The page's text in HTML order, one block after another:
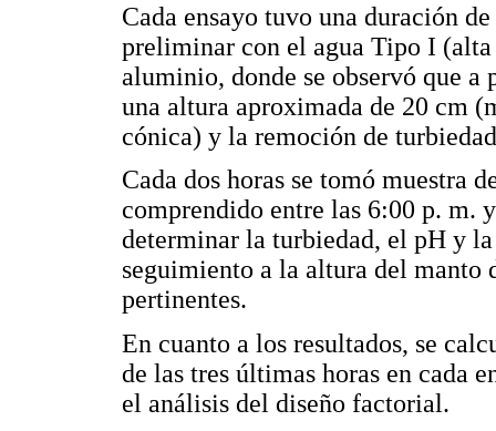
Cada ensayo tuvo una duración
preliminar con el agua Tipo I
aluminio, donde se observó que a
una altura aproximada de 20 cm
cónica) y la remoción de
Cada dos horas se tomó muestra
comprendido entre las 6:00 p. m.
determinar la turbiedad, el pH y
seguimiento a la altura del manto
pertinentes.
En cuanto a los resultados, se
de las tres últimas horas en cada
el análisis del diseño factorial.